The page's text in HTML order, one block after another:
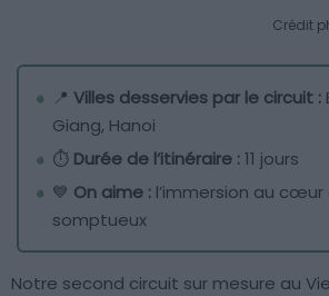
Crédit
📍 Villes desservies par le circuit :
Giang, Hanoi
⏱ Durée de l’itinéraire :11 jours
💙 On aime : l’immersion au
somptueux
Notre second circuit sur mesure au